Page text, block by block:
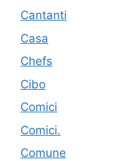
Cantanti
Casa
Chefs
Cibo
Comici
Comici.
Comune